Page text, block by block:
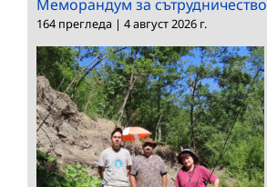
Меморандум за сътрудничество
164 прегледа | 4 август 2026 г.